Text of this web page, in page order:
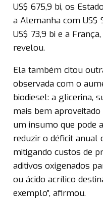
US$ 675,9 bi, os
a Alemanha com US$
US$ 73,9 bi e a
revelou.
Ela também citou
observada com o
biodiesel: a glicerina,
mais bem aproveitado
um insumo que pode
reduzir o déficit anual
mitigando custos de
aditivos oxigenados
ou ácido acrílico
exemplo”, afirmou.